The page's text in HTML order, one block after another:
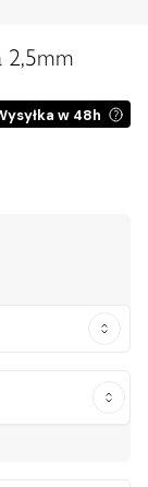
2,5mm
w 48h